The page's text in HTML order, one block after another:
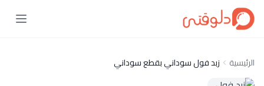
الرئيسية زبد فول سوداني بقطع سوداني